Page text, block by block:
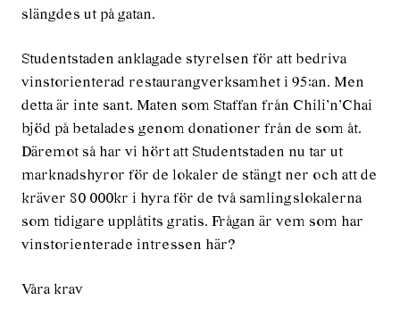
slängdes ut på gatan.
Studentstaden anklagade styrelsen för att bedriva
vinstorienterad restaurangverksamhet i 95:an. Men
detta är inte sant. Maten som Staffan från Chili’n’Chai
bjöd på betalades genom donationer från de som åt.
Däremot så har vi hört att Studentstaden nu tar ut
marknadshyror för de lokaler de stängt ner och att de
kräver 80 000kr i hyra för de två samlingslokalerna
som tidigare upplåtits gratis. Frågan är vem som har
vinstorienterade intressen här?
Våra krav